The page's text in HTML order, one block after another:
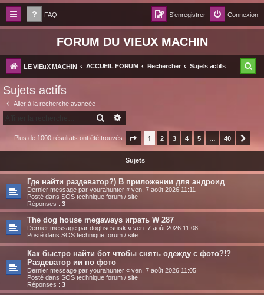
FAQ Connexion
S’enregistrer
FORUM DU VIEUX MACHIN
LE VIEuX MACHIN ACCUEIL FORUM Rechercher Sujets actifs
r
Sujets actifs
Aller à la recherche avancée
RECHERCHER
Plus de 1000 résultats ont été trouvés Page sur 40
1 2 3 4 5 40
Sujets
Где найти раздеватор?) В приложении для андроид
Dernier message par yourahunter « ven. 7 août 2026 11:11
Posté dans SOS technique forum / site
Réponses : 3
The dog house megaways играть W 287
Dernier message par doghsesuisk « ven. 7 août 2026 11:08
Posté dans SOS technique forum / site
Как быстро найти бот чтобы снять одежду с фото?!?
Раздеватор ии по фото
Dernier message par yourahunter « ven. 7 août 2026 11:05
Posté dans SOS technique forum / site
Réponses : 3